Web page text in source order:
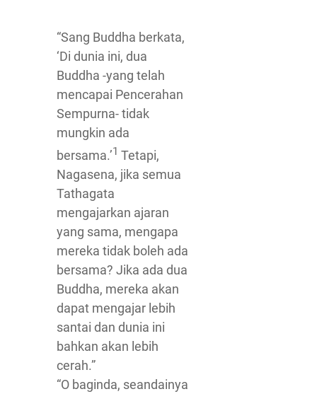
“Sang Buddha berkata,
‘Di dunia ini, dua
Buddha -yang telah
mencapai Pencerahan
Sempurna- tidak
mungkin ada
bersama.’1 Tetapi,
Nagasena, jika semua
Tathagata
mengajarkan ajaran
yang sama, mengapa
mereka tidak boleh ada
bersama? Jika ada dua
Buddha, mereka akan
dapat mengajar lebih
santai dan dunia ini
bahkan akan lebih
cerah.”
“O baginda, seandainya